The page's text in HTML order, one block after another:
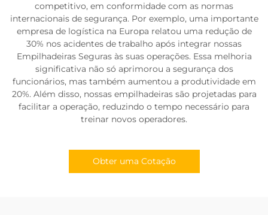
competitivo, em conformidade com as normas
internacionais de segurança. Por exemplo, uma importante
empresa de logística na Europa relatou uma redução de
30% nos acidentes de trabalho após integrar nossas
Empilhadeiras Seguras às suas operações. Essa melhoria
significativa não só aprimorou a segurança dos
funcionários, mas também aumentou a produtividade em
20%. Além disso, nossas empilhadeiras são projetadas para
facilitar a operação, reduzindo o tempo necessário para
treinar novos operadores.
Obter uma Cotação